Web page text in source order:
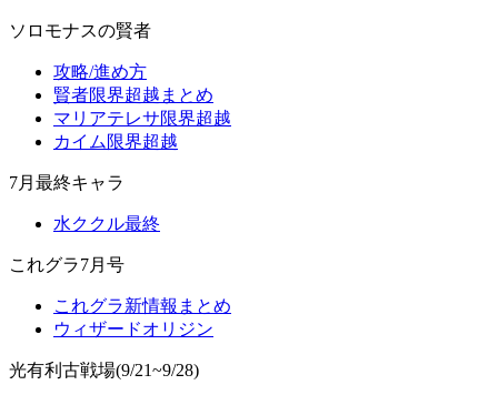
ソロモナスの賢者
攻略/進め方
賢者限界超越まとめ
マリアテレサ限界超越
カイム限界超越
7月最終キャラ
水ククル最終
これグラ7月号
これグラ新情報まとめ
ウィザードオリジン
光有利古戦場(9/21~9/28)